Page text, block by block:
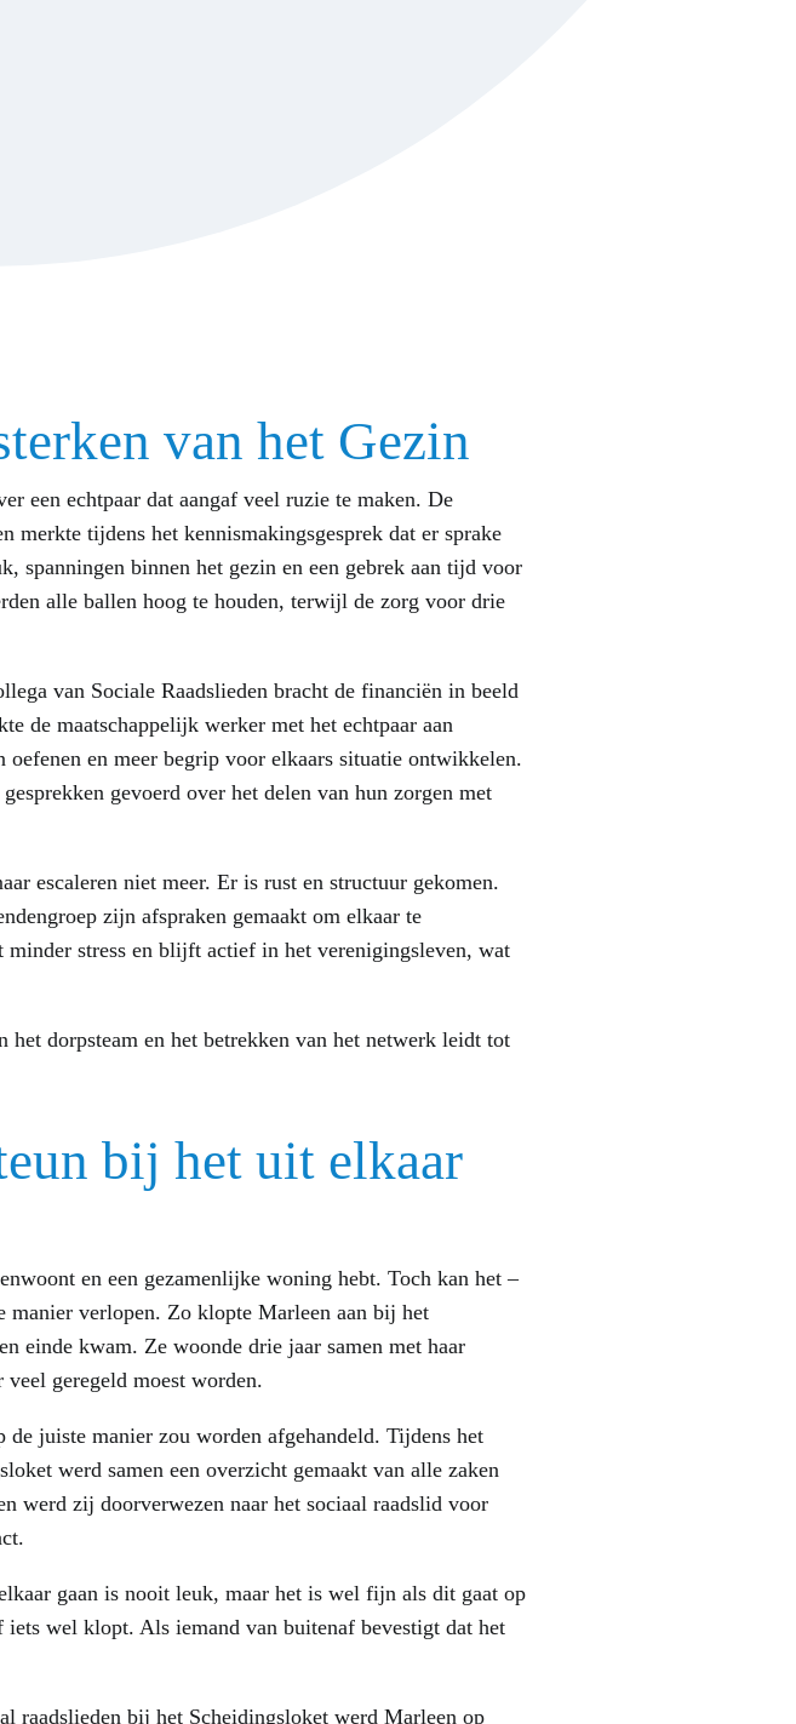
van het Gezin
een echtpaar dat aangaf veel ruzie te maken. De
merkte tijdens het kennismakingsgesprek dat er sprake
spanningen binnen het gezin en een gebrek aan tijd voor
alle ballen hoog te houden, terwijl de zorg voor drie
van Sociale Raadslieden bracht de financiën in beeld
de maatschappelijk werker met het echtpaar aan
en meer begrip voor elkaars situatie ontwikkelen.
gevoerd over het delen van hun zorgen met
escaleren niet meer. Er is rust en structuur gekomen.
zijn afspraken gemaakt om elkaar te
minder stress en blijft actief in het verenigingsleven, wat
dorpsteam en het betrekken van het netwerk leidt tot
bij het uit elkaar
en een gezamenlijke woning hebt. Toch kan het –
manier verlopen. Zo klopte Marleen aan bij het
einde kwam. Ze woonde drie jaar samen met haar
geregeld moest worden.
juiste manier zou worden afgehandeld. Tijdens het
werd samen een overzicht gemaakt van alle zaken
werd zij doorverwezen naar het sociaal raadslid voor
gaan is nooit leuk, maar het is wel fijn als dit gaat op
wel klopt. Als iemand van buitenaf bevestigt dat het
raadslieden bij het Scheidingsloket werd Marleen op